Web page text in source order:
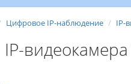
Цифровое IP-наблюдение IP-
IP-